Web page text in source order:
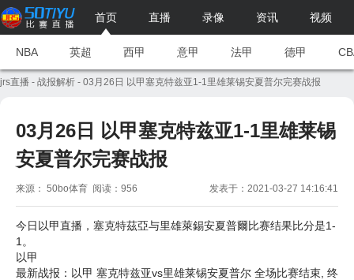
首页 直播 录像 资讯 视频
NBA 英超 西甲 意甲 法甲 德甲
jrs直播 - 战报解析 - 03月26日 以甲塞克特兹亚1-1里雄莱锡安夏普尔完赛战报
03月26日 以甲塞克特兹亚1-1里雄莱锡
安夏普尔完赛战报
来源： 50bo体育 阅读：956 发表于：2021-03-27 14:16:41
今日以甲直播，塞克特茲亞与里雄萊錫安夏普爾比赛结果比分是1-
1。
以甲
最新战报：以甲 塞克特兹亚vs里雄莱锡安夏普尔 全场比赛结束, 终